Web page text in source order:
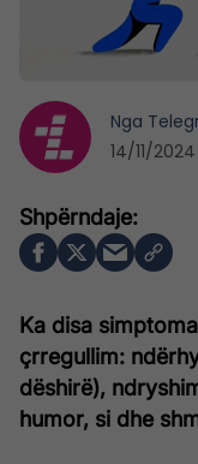
Ka disa
çrregullim:
dëshirë),
humor, si dhe
Nga
14/11/2024